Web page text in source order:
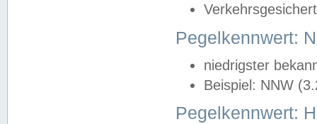
Pegelkennwert:
niedrigster
Beispiel: NNW
Pegelkennwert: